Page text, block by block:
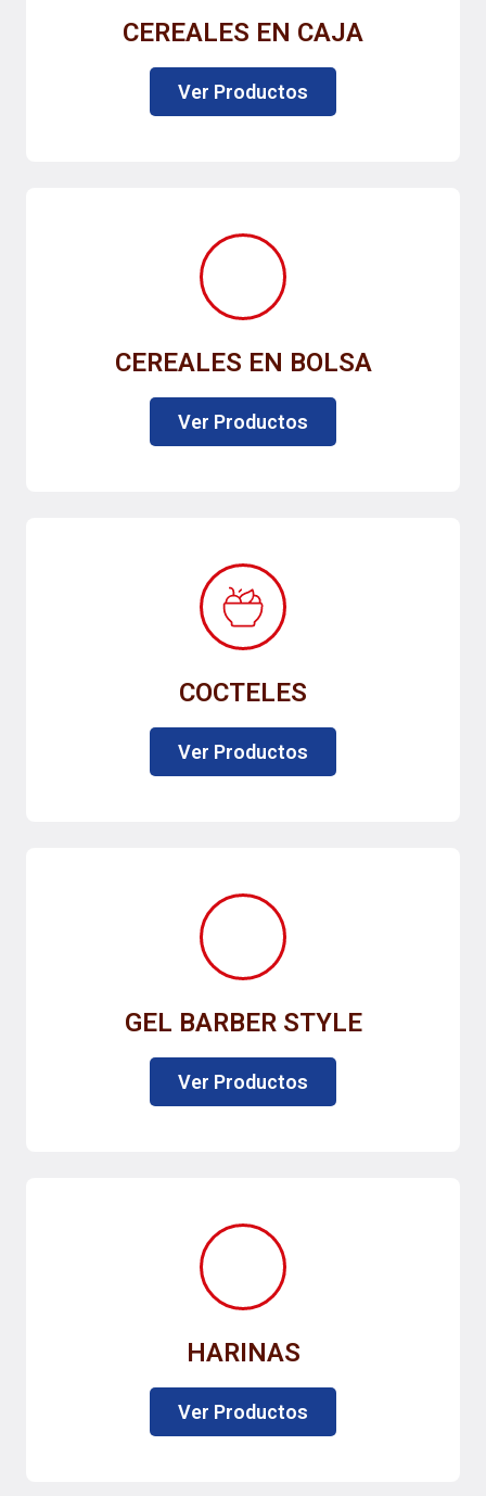
CEREALES EN CAJA
Ver Productos
CEREALES EN BOLSA
Ver Productos
COCTELES
Ver Productos
GEL BARBER STYLE
Ver Productos
HARINAS
Ver Productos